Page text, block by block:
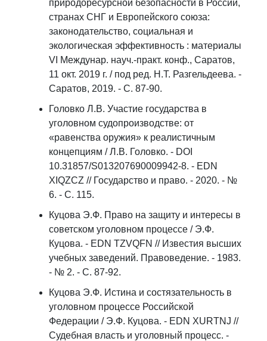
природоресурсной безопасности в России,
странах СНГ и Европейского союза:
законодательство, социальная и
экологическая эффективность : материалы
VI Междунар. науч.-практ. конф., Саратов,
11 окт. 2019 г. / под ред. Н.Т. Разгельдеева. -
Саратов, 2019. - С. 87-90.
Головко Л.В. Участие государства в
уголовном судопроизводстве: от
«равенства оружия» к реалистичным
концепциям / Л.В. Головко. - DOI
10.31857/S013207690009942-8. - EDN
XIQZCZ // Государство и право. - 2020. - №
6. - С. 115.
Куцова Э.Ф. Право на защиту и интересы в
советском уголовном процессе / Э.Ф.
Куцова. - EDN TZVQFN // Известия высших
учебных заведений. Правоведение. - 1983.
- № 2. - С. 87-92.
Куцова Э.Ф. Истина и состязательность в
уголовном процессе Российской
Федерации / Э.Ф. Куцова. - EDN XURTNJ //
Судебная власть и уголовный процесс. -